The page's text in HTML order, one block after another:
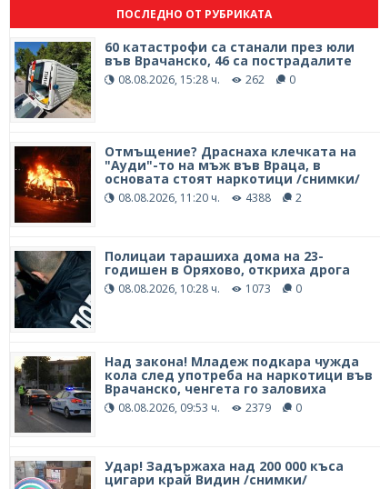
ПОСЛЕДНО ОТ РУБРИКАТА
60 катастрофи са станали през юли
във Врачанско, 46 са пострадалите
08.08.2026, 15:28 ч. 262 0
Отмъщение? Драснаха клечката на
"Ауди"-то на мъж във Враца, в
основата стоят наркотици /снимки/
08.08.2026, 11:20 ч. 4388 2
Полицаи тарашиха дома на 23-
годишен в Оряхово, откриха дрога
08.08.2026, 10:28 ч. 1073 0
Над закона! Младеж подкара чужда
кола след употреба на наркотици във
Врачанско, ченгета го заловиха
08.08.2026, 09:53 ч. 2379 0
Удар! Задържаха над 200 000 къса
цигари край Видин /снимки/